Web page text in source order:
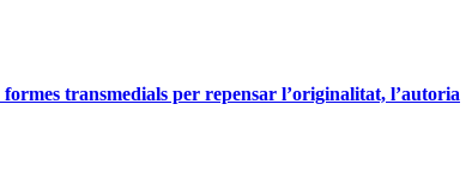
transmedials per repensar l’originalitat, l’autoria